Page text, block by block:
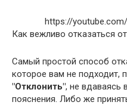
https://
Как вежливо отказаться
Самый простой способ
которое вам не подходит,
"Отклонить", не вдаваясь
пояснения. Либо же